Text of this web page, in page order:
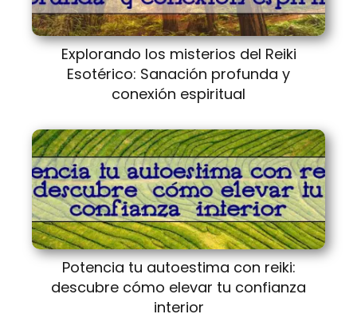
Explorando los misterios del Reiki
Esotérico: Sanación profunda y
conexión espiritual
Potencia tu autoestima con reiki:
descubre cómo elevar tu confianza
interior